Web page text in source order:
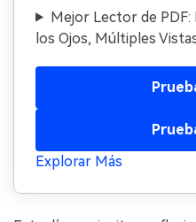
Mejor Lector de
los Ojos, Múltiples
Explorar Más